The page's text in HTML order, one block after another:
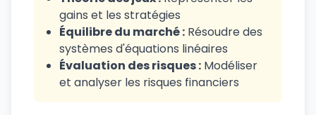
gains et les stratégies
Équilibre du marché : Résoudre des
systèmes d'équations linéaires
Évaluation des risques : Modéliser
et analyser les risques financiers